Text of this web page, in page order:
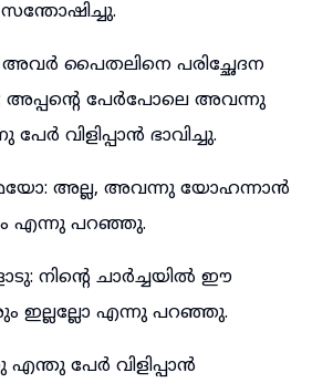
അവർ പൈതലിനെ പരിച്ഛേദന
പേർപോലെ അവന്നു
വിളിപ്പാൻ ഭാവിച്ചു.
അല്ല, അവന്നു യോഹന്നാൻ
എന്നു പറഞ്ഞു.
നിന്റെ ചാർച്ചയിൽ ഈ
ഇല്ലല്ലോ എന്നു പറഞ്ഞു.
പേർ വിളിപ്പാൻ